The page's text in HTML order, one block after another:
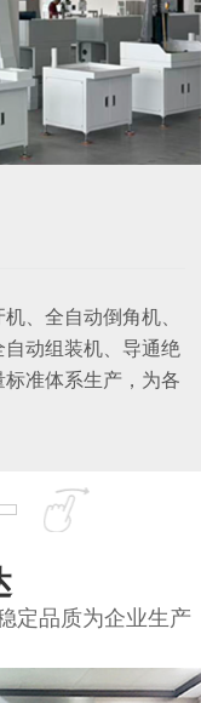
、全自动倒角机、
动组装机、导通绝
准体系生产，为各
定品质为企业生产